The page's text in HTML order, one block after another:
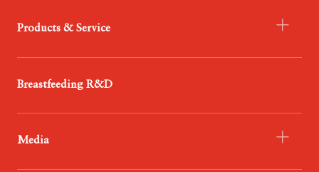
Products & Service
- Probiotics
- Service
Breastfeeding R&D
Media